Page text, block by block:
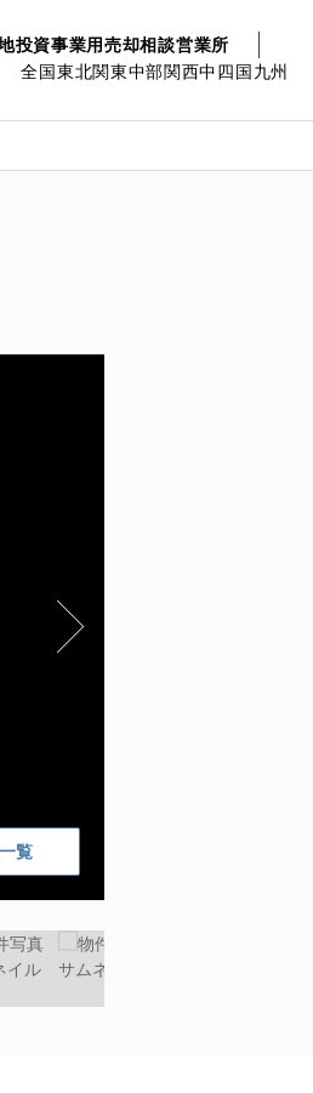
投資事業用売却相談営業所
全国東北関東中部関西中四国九州
覧